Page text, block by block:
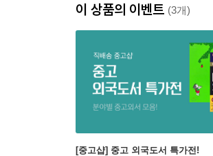
이 상품의 이벤트 (3개)
[중고샵] 중고 외국도서 특가전!